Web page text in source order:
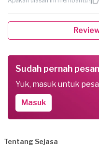
Sudah pernah
Yuk, masuk untuk
Masuk
Tentang Sejasa